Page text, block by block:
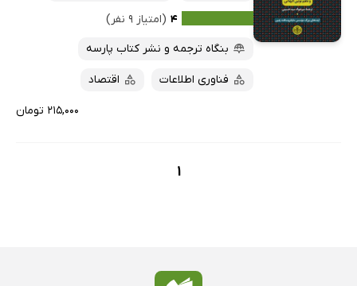
۴ (امتیاز ۹ نفر)
بنگاه ترجمه و نشر کتاب پارسه
فناوری اطلاعات اقتصاد
۲۱۵,۰۰۰ تومان
1